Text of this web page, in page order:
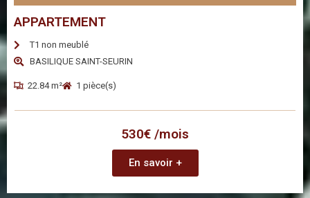
APPARTEMENT
T1 non meublé
BASILIQUE SAINT-SEURIN
22.84 m² 1 pièce(s)
530€ /mois
En savoir +